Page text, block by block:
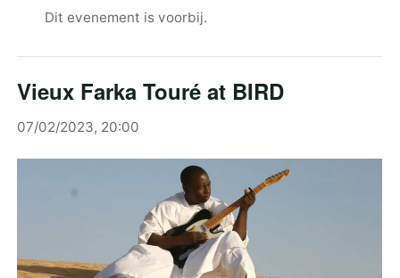
Dit evenement is voorbij.
Vieux Farka Touré at BIRD
07/02/2023, 20:00